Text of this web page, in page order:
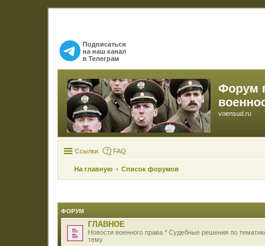
Подписаться
на наш канал
в Телеграм
Форум
voensud.ru
Ссылки FAQ
На главную Список форумов
ФОРУМ
ГЛАВНОЕ
Новости военного права * Судебные решения по
тему